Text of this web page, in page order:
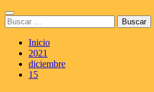
Saltar
al
contenido
Menú
principal
Buscar:
Inicio
2021
diciembre
15